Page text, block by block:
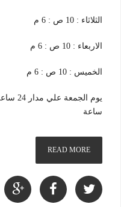
الثلاثاء : 10 ص : 6 م
الاربعاء : 10 ص : 6 م
الخميس : 10 ص : 6 م
ساعة
READ MORE